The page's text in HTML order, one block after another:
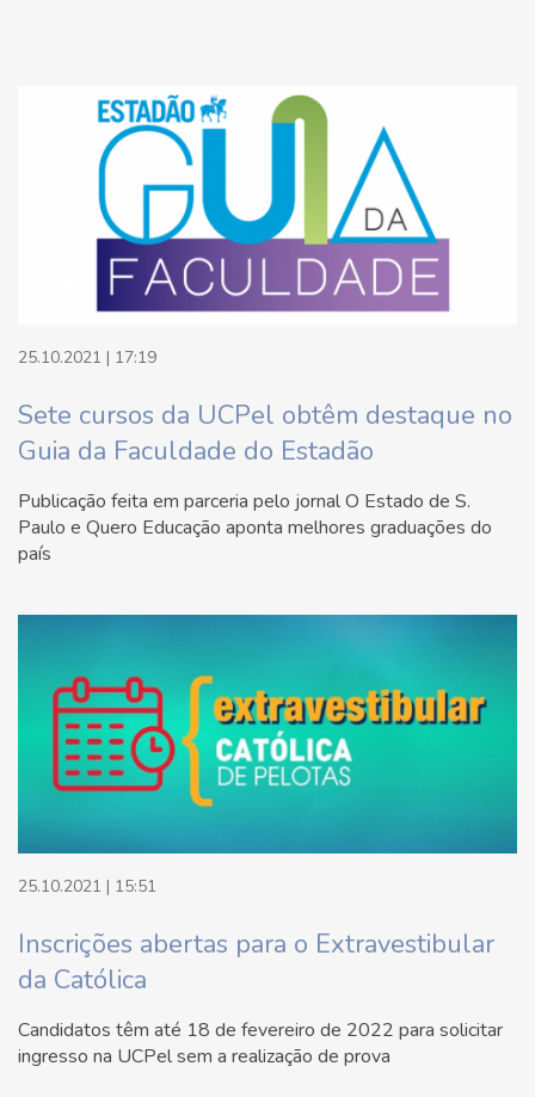
25.10.2021 | 17:19
Sete cursos da UCPel obtêm destaque no
Guia da Faculdade do Estadão
Publicação feita em parceria pelo jornal O Estado de S.
Paulo e Quero Educação aponta melhores graduações do
país
25.10.2021 | 15:51
Inscrições abertas para o Extravestibular
da Católica
Candidatos têm até 18 de fevereiro de 2022 para solicitar
ingresso na UCPel sem a realização de prova